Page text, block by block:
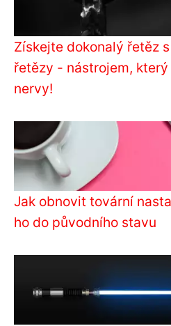
Získejte dokonalý řetěz
řetězy - nástrojem,
nervy!
Jak obnovit tovární
ho do původního stavu